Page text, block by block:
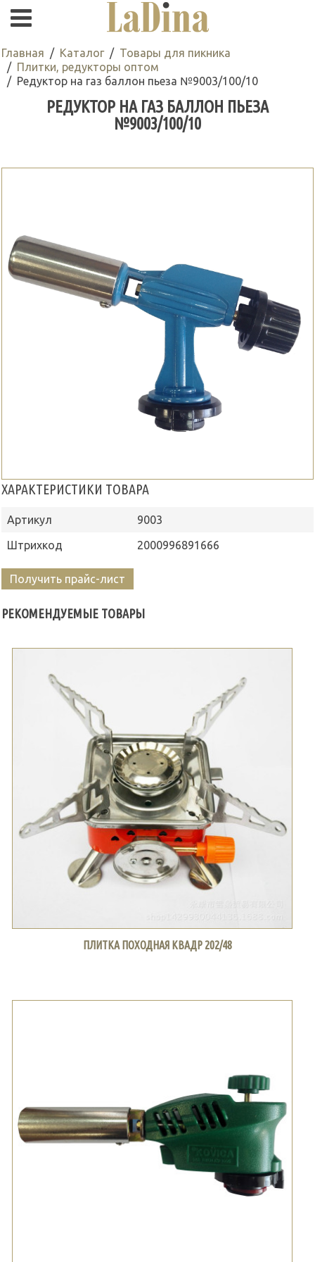
Главная Каталог
Товары для пикника
Плитки, редукторы оптом
Редуктор на газ баллон пьеза №9003/100/10
РЕДУКТОР НА ГАЗ БАЛЛОН ПЬЕЗА
№9003/100/10
ХАРАКТЕРИСТИКИ ТОВАРА
Артикул
9003
Штрихкод
2000996891666
Получить прайс-лист
РЕКОМЕНДУЕМЫЕ ТОВАРЫ
ПЛИТКА ПОХОДНАЯ КВАДР 202/48